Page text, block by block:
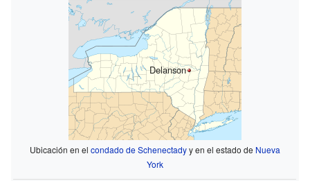
Delanson
Ubicación en el condado de Schenectadyy en el estado de Nueva
York